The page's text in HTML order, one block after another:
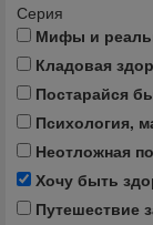
Серия
Мифы и
Кладовая
Постарайся
Психология,
Неотложная
Хочу быть
Путешествие